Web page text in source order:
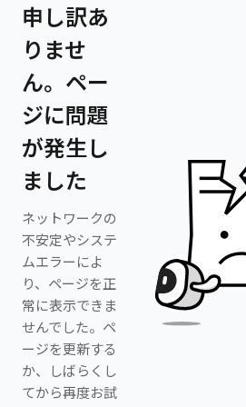
申し訳あ
りませ
ん。ペー
ジに問題
が発生し
ました
ネットワークの
不安定やシステ
ムエラーによ
り、ページを正
常に表示できま
せんでした。ペ
ージを更新する
か、しばらくし
てから再度お試